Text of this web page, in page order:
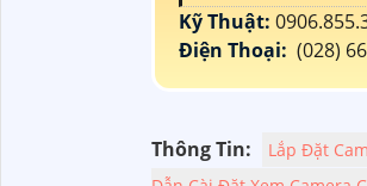
Kỹ Thuật:
Điện Thoại: (028)
Thông Tin: Lắp Đặt